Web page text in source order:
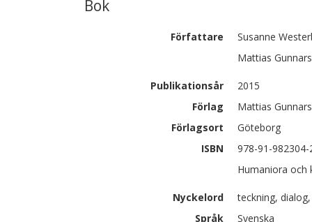
Bok
Författare Susanne
Mattias
Publikationsår
2015
Förlag
Mattias
Förlagsort
Göteborg
ISBN
978-91-982304-
Humaniora
Nyckelord
teckning,
Språk
Svenska